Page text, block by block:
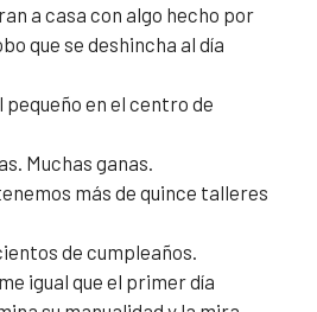
a casa con algo hecho por
que se deshincha al día
pequeño en el centro de
Muchas ganas.
más de quince talleres
de cumpleaños.
igual que el primer día